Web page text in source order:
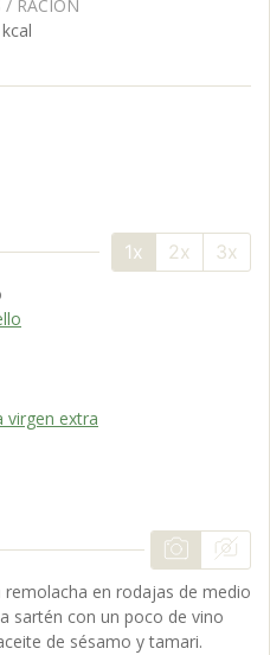
/ RACIÓN
kcal
1x 2x 3x
virgen extra
en rodajas de medio
sartén con un poco de vino
de sésamo y tamari.